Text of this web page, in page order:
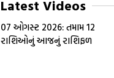
Latest Videos
07 ઓગસ્ટ 2026: તમામ 12
રાશિઓનું આજનું રાશિફળ